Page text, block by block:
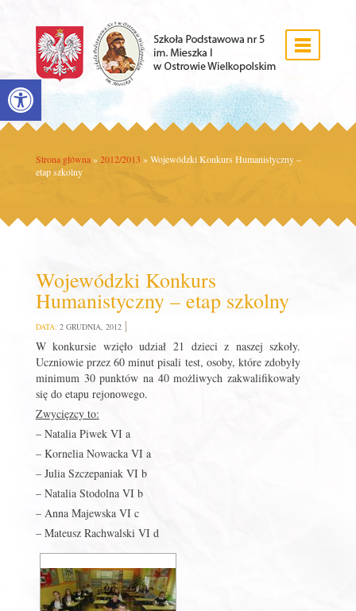
Open toolbar
Strona główna » 2012/2013 »Wojewódzki Konkurs Humanistyczny –
etap szkolny
Wojewódzki Konkurs
Humanistyczny – etap szkolny
DATA: 2 GRUDNIA, 2012
W konkursie wzięło udział 21 dzieci z naszej szkoły.
Uczniowie przez 60 minut pisali test, osoby, które zdobyły
minimum 30 punktów na 40 możliwych zakwalifikowały
się do etapu rejonowego.
Zwycięzcy to:
– Natalia Piwek VI a
– Kornelia Nowacka VI a
– Julia Szczepaniak VI b
– Natalia Stodolna VI b
– Anna Majewska VI c
– Mateusz Rachwalski VI d